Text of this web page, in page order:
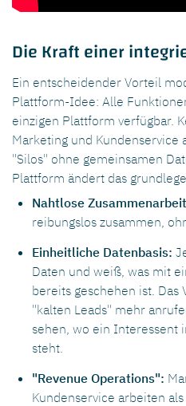
Die Kraft einer
Ein entscheidender Vorteil
Plattform-Idee: Alle
einzigen Plattform verfügbar.
Marketing und
"Silos" ohne gemeinsamen
Plattform ändert das
Nahtlose
reibungslos zusammen,
Einheitliche Datenbasis:
Daten und weiß, was mit
bereits geschehen ist.
"kalten Leads" mehr
sehen, wo ein Interessent
steht.
"Revenue Operations":
Kundenservice arbeiten